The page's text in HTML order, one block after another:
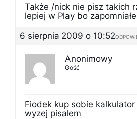
Także /nick nie pisz takich
lepiej w Play bo
6 sierpnia 2009 o 10:52
Anonimowy
Gość
Fiodek kup sobie
wyzej pisalem